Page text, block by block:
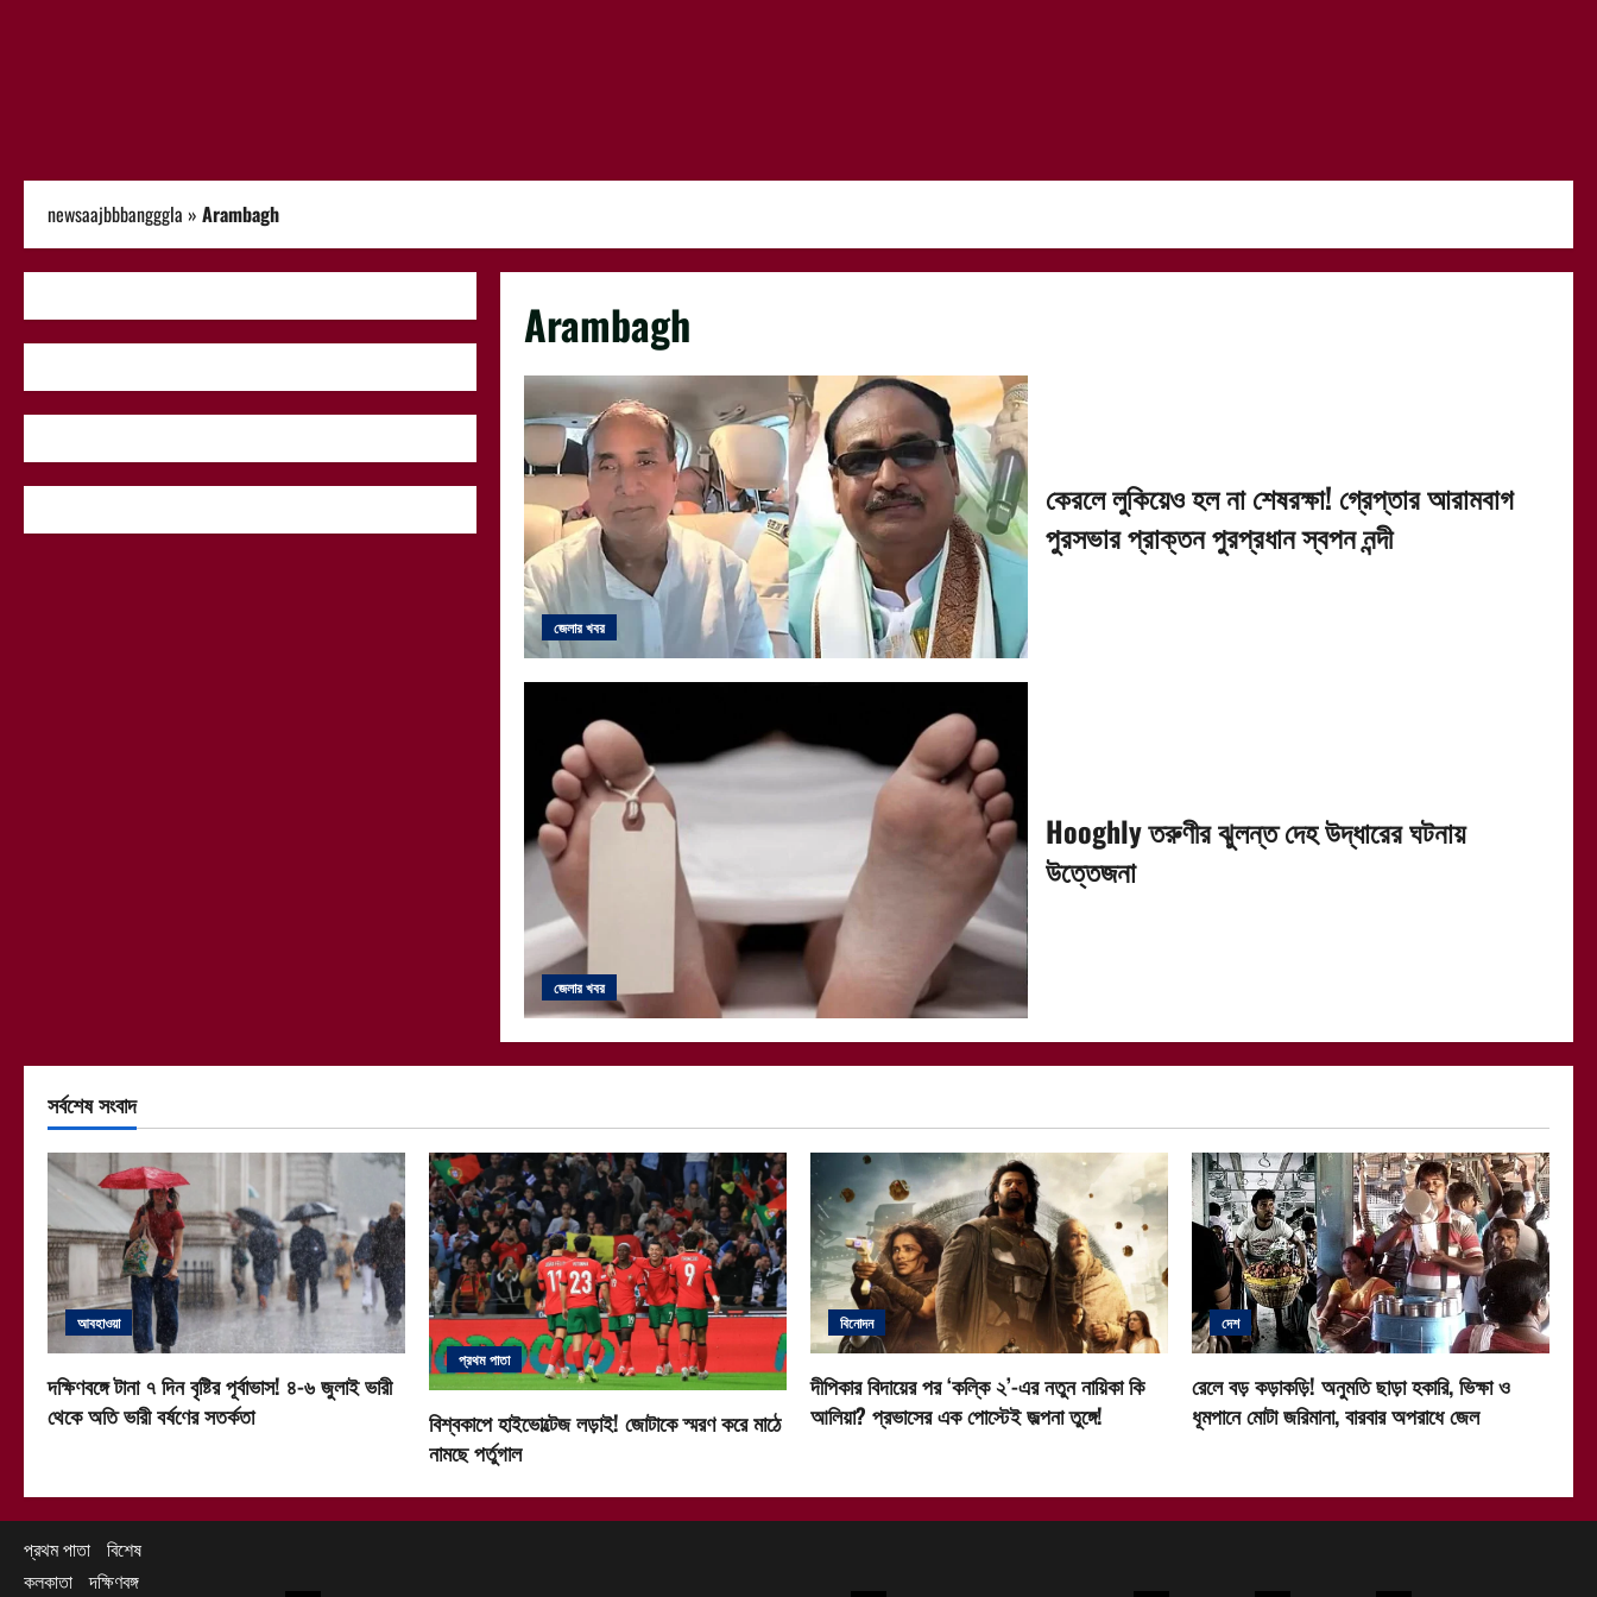
newsaajbbbangggla » Arambagh
Arambagh
জেলার খবর
কেরলে লুকিয়েও হল না শেষরক্ষা! গ্রেপ্তার আরামবাগ
পুরসভার প্রাক্তন পুরপ্রধান স্বপন নন্দী
জেলার খবর
Hooghly তরুণীর ঝুলন্ত দেহ উদ্ধারের ঘটনায়
উত্তেজনা
সর্বশেষ সংবাদ
আবহাওয়া
দক্ষিণবঙ্গে টানা ৭ দিন বৃষ্টির পূর্বাভাস! ৪-৬ জুলাই ভারী
থেকে অতি ভারী বর্ষণের সতর্কতা
প্রথম পাতা
বিশ্বকাপে হাইভোল্টেজ লড়াই! জোটাকে স্মরণ করে মাঠে
নামছে পর্তুগাল
বিনোদন
দীপিকার বিদায়ের পর ‘কল্কি ২’-এর নতুন নায়িকা কি
আলিয়া? প্রভাসের এক পোস্টেই জল্পনা তুঙ্গে!
দেশ
রেলে বড় কড়াকড়ি! অনুমতি ছাড়া হকারি, ভিক্ষা ও
ধূমপানে মোটা জরিমানা, বারবার অপরাধে জেল
প্রথম পাতা বিশেষ
কলকাতা দক্ষিণবঙ্গ